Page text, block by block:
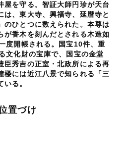
屋を守る。智証大師円珍が天台
は、東大寺、興福寺、延暦寺と
のひとつに数えられた。本尊は
が香木を刻んだとされる木造如
度開帳される。国宝10件、重
文化財の宝庫で、国宝の金堂
臣秀吉の正室・北政所による再
楼には近江八景で知られる「三
る。
置づけ